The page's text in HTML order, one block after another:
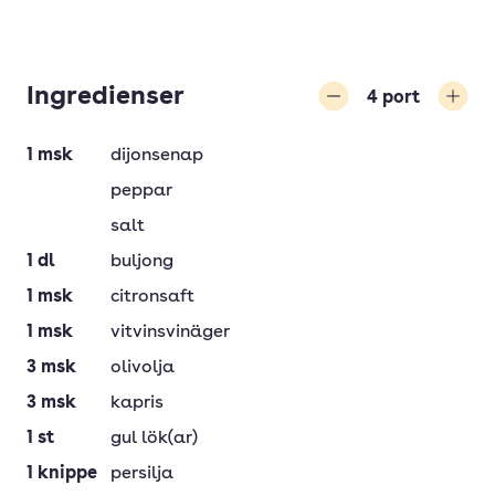
Ingredienser 4 port
1 msk
dijonsenap
peppar
salt
1 dl
buljong
1 msk
citronsaft
1 msk
vitvinsvinäger
3 msk
olivolja
3 msk
kapris
1 st
gul lök(ar)
1
knippe
persilja